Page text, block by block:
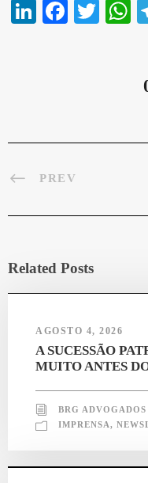
Li
Fa T
A
PREV
Related Posts
AGOSTO 4, 2026
A SUCESSÃO
MUITO ANTES
BRG ADVOGADOS
IMPRENSA,